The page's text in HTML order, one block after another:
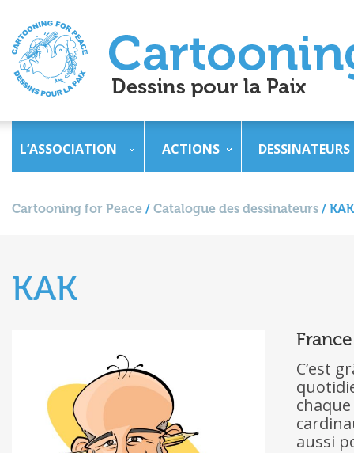
L’ASSOCIATION ACTIONS DESSINATEURS
Cartooning for Peace / Catalogue des dessinateurs / KAK
KAK
France
C’est
aussi